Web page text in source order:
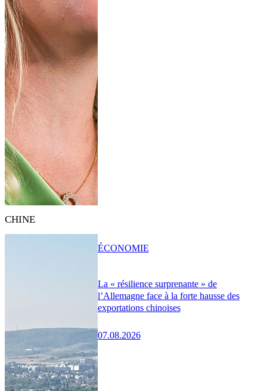
CHINE
La « résilience surprenante » de
l’Allemagne face à la forte hausse des
exportations chinoises
07.08.2026
ÉCONOMIE